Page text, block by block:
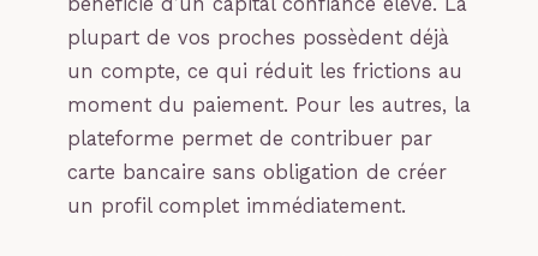
plupart de vos proches possèdent déjà
un compte, ce qui réduit les frictions au
moment du paiement. Pour les autres, la
plateforme permet de contribuer par
carte bancaire sans obligation de créer
un profil complet immédiatement.